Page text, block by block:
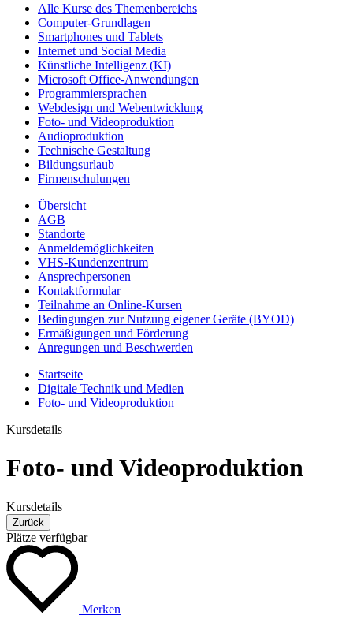
Alle Kurse des Themenbereichs
Computer-Grundlagen
Smartphones und Tablets
Internet und Social Media
Künstliche Intelligenz (KI)
Microsoft Office-Anwendungen
Programmiersprachen
Webdesign und Webentwicklung
Foto- und Videoproduktion
Audioproduktion
Technische Gestaltung
Bildungsurlaub
Firmenschulungen
Übersicht
AGB
Standorte
Anmeldemöglichkeiten
VHS-Kundenzentrum
Ansprechpersonen
Kontaktformular
Teilnahme an Online-Kursen
Bedingungen zur Nutzung eigener Geräte (BYOD)
Ermäßigungen und Förderung
Anregungen und Beschwerden
Startseite
Digitale Technik und Medien
Foto- und Videoproduktion
Kursdetails
Foto- und Videoproduktion
Kursdetails
Zurück
Plätze verfügbar
Merken